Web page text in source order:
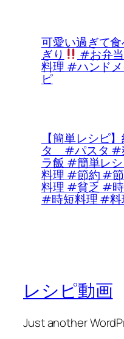
可愛い過ぎて
ぎり #お弁
料理 #ハンド
ピ
【簡単レシピ
タ #パスタ #
ラ飯 #簡単レ
料理 #節約 #
料理 #貧乏 #
#時短料理 #
レシピ動画
Just another